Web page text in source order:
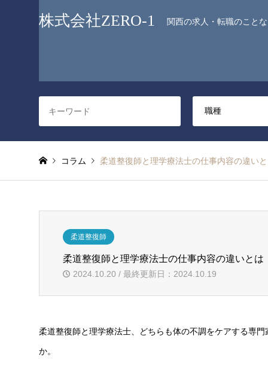
株式会社ZERO-1 関西の求人・転職のこと
コラム 柔道整復師と理学療法士の仕事内容の違い
柔道整復師
柔道整復師と理学療法士の仕事内容の違いとは
2024.10.20 / 最終更新日：2024.10.19
柔道整復師と理学療法士、どちらも体の不調をケアする専
か。